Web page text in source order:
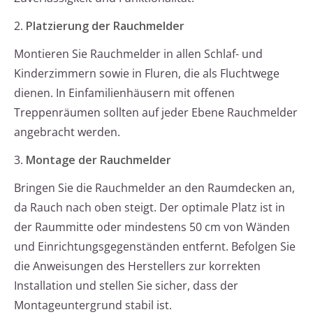
2. Platzierung der Rauchmelder
Montieren Sie Rauchmelder in allen Schlaf- und
Kinderzimmern sowie in Fluren, die als Fluchtwege
dienen. In Einfamilienhäusern mit offenen
Treppenräumen sollten auf jeder Ebene Rauchmelder
angebracht werden.
3. Montage der Rauchmelder
Bringen Sie die Rauchmelder an den Raumdecken an,
da Rauch nach oben steigt. Der optimale Platz ist in
der Raummitte oder mindestens 50 cm von Wänden
und Einrichtungsgegenständen entfernt. Befolgen Sie
die Anweisungen des Herstellers zur korrekten
Installation und stellen Sie sicher, dass der
Montageuntergrund stabil ist.